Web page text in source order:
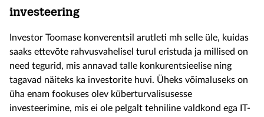
investeering
Investor Toomase konverentsil arutleti mh selle üle, kuidas
saaks ettevõte rahvusvahelisel turul eristuda ja millised on
need tegurid, mis annavad talle konkurentsieelise ning
tagavad näiteks ka investorite huvi. Üheks võimaluseks on
üha enam fookuses olev küberturvalisusesse
investeerimine, mis ei ole pelgalt tehniline valdkond ega IT-